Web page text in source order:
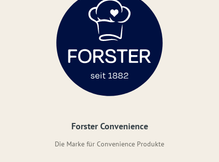
Forster Convenience
Die Marke für Convenience Produkte